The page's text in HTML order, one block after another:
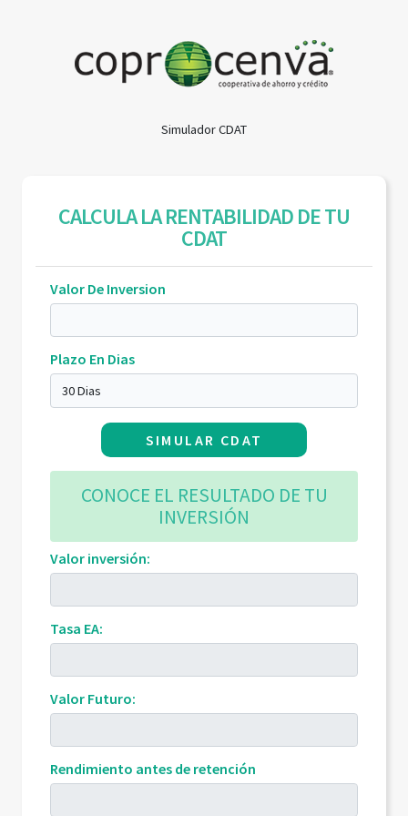
Simulador CDAT
CALCULA LA RENTABILIDAD DE TU
CDAT
Valor De Inversion
Plazo En Dias
SIMULAR CDAT
CONOCE EL RESULTADO DE TU
INVERSIÓN
Valor inversión:
Tasa EA:
Valor Futuro:
Rendimiento antes de retención